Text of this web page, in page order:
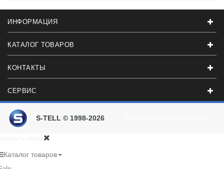
ИНФОРМАЦИЯ
КАТАЛОГ ТОВАРОВ
КОНТАКТЫ
СЕРВИС
S-TELL © 1998-2026
Каталог товаров